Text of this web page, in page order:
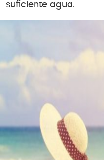
suficiente agua.